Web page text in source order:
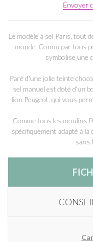
Envoyer
Le modèle à sel Paris, tout
monde. Connu par tous
symbolise une
Paré d'une jolie teinte
sel manuel est doté d'un
lion Peugeot, qui vous
Comme tous les moulins
spécifiquement adapté à
sans